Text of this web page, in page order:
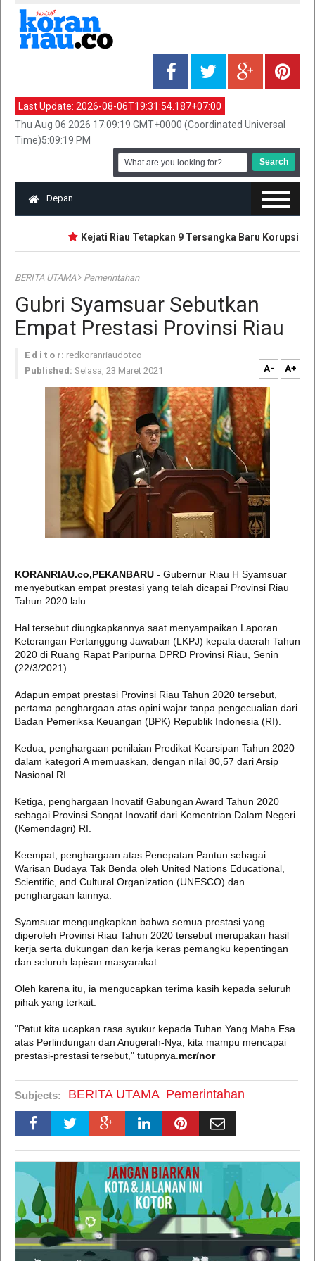
Last Update: 2026-08-06T19:31:54.187+07:00
Thu Aug 06 2026 17:09:19 GMT+0000 (Coordinated Universal
Time)5:09:19 PM
Depan
Kejati Riau Tetapkan 9 Tersangka Baru Korupsi
BERITA UTAMA Pemerintahan
Gubri Syamsuar Sebutkan
Empat Prestasi Provinsi Riau
E d i t o r: redkoranriaudotco
Published: Selasa, 23 Maret 2021 A- A+
KORANRIAU.co,PEKANBARU - Gubernur Riau H Syamsuar
menyebutkan empat prestasi yang telah dicapai Provinsi Riau
Tahun 2020 lalu.
Hal tersebut diungkapkannya saat menyampaikan Laporan
Keterangan Pertanggung Jawaban (LKPJ) kepala daerah Tahun
2020 di Ruang Rapat Paripurna DPRD Provinsi Riau, Senin
(22/3/2021).
Adapun empat prestasi Provinsi Riau Tahun 2020 tersebut,
pertama penghargaan atas opini wajar tanpa pengecualian dari
Badan Pemeriksa Keuangan (BPK) Republik Indonesia (RI).
Kedua, penghargaan penilaian Predikat Kearsipan Tahun 2020
dalam kategori A memuaskan, dengan nilai 80,57 dari Arsip
Nasional RI.
Ketiga, penghargaan Inovatif Gabungan Award Tahun 2020
sebagai Provinsi Sangat Inovatif dari Kementrian Dalam Negeri
(Kemendagri) RI.
Keempat, penghargaan atas Penepatan Pantun sebagai
Warisan Budaya Tak Benda oleh United Nations Educational,
Scientific, and Cultural Organization (UNESCO) dan
penghargaan lainnya.
Syamsuar mengungkapkan bahwa semua prestasi yang
diperoleh Provinsi Riau Tahun 2020 tersebut merupakan hasil
kerja serta dukungan dan kerja keras pemangku kepentingan
dan seluruh lapisan masyarakat.
Oleh karena itu, ia mengucapkan terima kasih kepada seluruh
pihak yang terkait.
"Patut kita ucapkan rasa syukur kepada Tuhan Yang Maha Esa
atas Perlindungan dan Anugerah-Nya, kita mampu mencapai
prestasi-prestasi tersebut," tutupnya. mcr/nor
Subjects: BERITA UTAMA Pemerintahan